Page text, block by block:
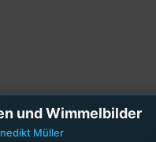
und Wimmelbilder
Müller